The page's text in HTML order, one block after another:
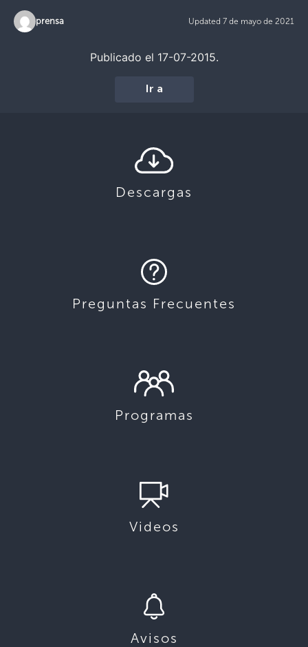
prensa Updated 7 de mayo de 2021
Publicado el 17-07-2015.
Ir a
Descargas
Preguntas Frecuentes
Programas
Videos
Avisos